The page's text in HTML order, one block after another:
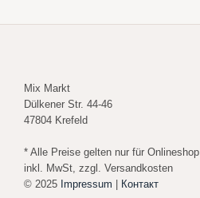
Mix Markt
Dülkener Str. 44-46
47804 Krefeld
* Alle Preise gelten nur für Onlineshop
inkl. MwSt, zzgl. Versandkosten
© 2025 Impressum | Контакт